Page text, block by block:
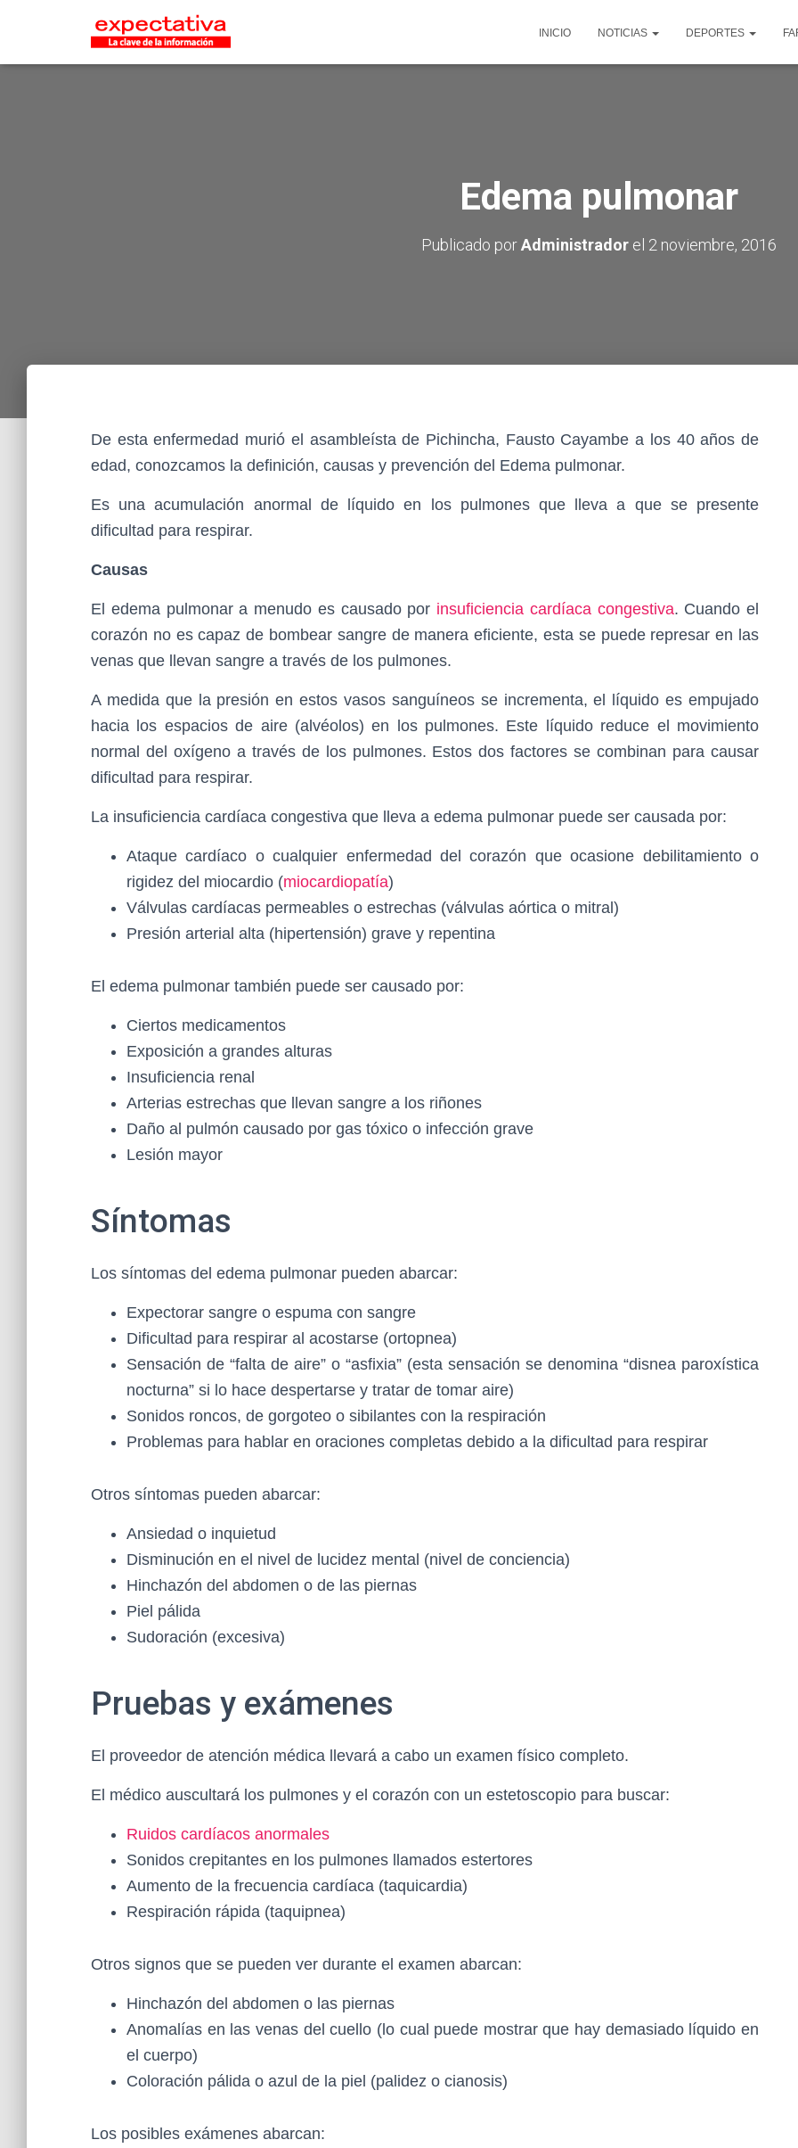
INICIO NOTICIAS DEPORTES
Edema pulmonar
Publicado porAdministradorel 2 noviembre, 2016
De esta enfermedad murió el asambleísta de Pichincha, Fausto Cayambe a los 40 años de
edad, conozcamos la definición, causas y prevención del Edema pulmonar.
Es una acumulación anormal de líquido en los pulmones que lleva a que se presente
dificultad para respirar.
Causas
El edema pulmonar a menudo es causado por insuficiencia cardíaca congestiva. Cuando el
corazón no es capaz de bombear sangre de manera eficiente, esta se puede represar en las
venas que llevan sangre a través de los pulmones.
A medida que la presión en estos vasos sanguíneos se incrementa, el líquido es empujado
hacia los espacios de aire (alvéolos) en los pulmones. Este líquido reduce el movimiento
normal del oxígeno a través de los pulmones. Estos dos factores se combinan para causar
dificultad para respirar.
La insuficiencia cardíaca congestiva que lleva a edema pulmonar puede ser causada por:
Ataque cardíaco o cualquier enfermedad del corazón que ocasione debilitamiento o
rigidez del miocardio (miocardiopatía)
Válvulas cardíacas permeables o estrechas (válvulas aórtica o mitral)
Presión arterial alta (hipertensión) grave y repentina
El edema pulmonar también puede ser causado por:
Ciertos medicamentos
Exposición a grandes alturas
Insuficiencia renal
Arterias estrechas que llevan sangre a los riñones
Daño al pulmón causado por gas tóxico o infección grave
Lesión mayor
Síntomas
Los síntomas del edema pulmonar pueden abarcar:
Expectorar sangre o espuma con sangre
Dificultad para respirar al acostarse (ortopnea)
Sensación de “falta de aire” o “asfixia” (esta sensación se denomina “disnea paroxística
nocturna” si lo hace despertarse y tratar de tomar aire)
Sonidos roncos, de gorgoteo o sibilantes con la respiración
Problemas para hablar en oraciones completas debido a la dificultad para respirar
Otros síntomas pueden abarcar:
Ansiedad o inquietud
Disminución en el nivel de lucidez mental (nivel de conciencia)
Hinchazón del abdomen o de las piernas
Piel pálida
Sudoración (excesiva)
Pruebas y exámenes
El proveedor de atención médica llevará a cabo un examen físico completo.
El médico auscultará los pulmones y el corazón con un estetoscopio para buscar:
Ruidos cardíacos anormales
Sonidos crepitantes en los pulmones llamados estertores
Aumento de la frecuencia cardíaca (taquicardia)
Respiración rápida (taquipnea)
Otros signos que se pueden ver durante el examen abarcan:
Hinchazón del abdomen o las piernas
Anomalías en las venas del cuello (lo cual puede mostrar que hay demasiado líquido en
el cuerpo)
Coloración pálida o azul de la piel (palidez o cianosis)
Los posibles exámenes abarcan: